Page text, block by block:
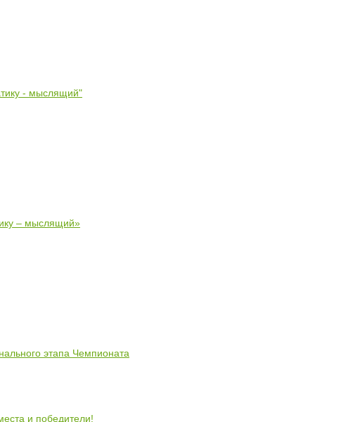
- мыслящий"
– мыслящий»
этапа Чемпионата
и победители!